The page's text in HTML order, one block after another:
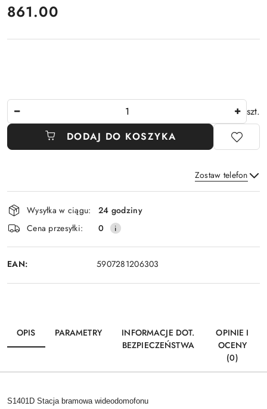
cena:
861.00
szt.
DODAJ DO KOSZYKA
Zostaw telefon
Wyślij
Dostępność
i
dostawa
Wysyłka w ciągu:
24 godziny
Cena przesyłki:
0
EAN: 5907281206303
OPIS PARAMETRY
INFORMACJE DOT.
BEZPIECZEŃSTWA
OPINIE I
OCENY
(0)
S1401D Stacja bramowa wideodomofonu